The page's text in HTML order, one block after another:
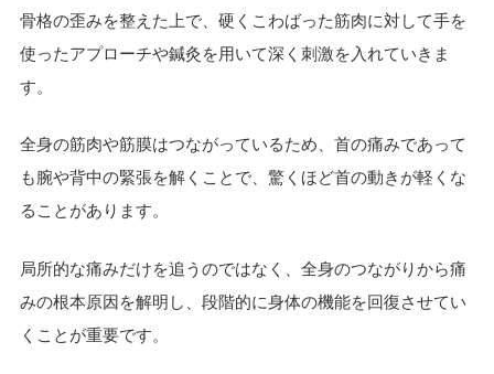
骨格の歪みを整えた上で、硬くこわばった筋肉に対して手を
使ったアプローチや鍼灸を用いて深く刺激を入れていきま
す。
全身の筋肉や筋膜はつながっているため、首の痛みであって
も腕や背中の緊張を解くことで、驚くほど首の動きが軽くな
ることがあります。
局所的な痛みだけを追うのではなく、全身のつながりから痛
みの根本原因を解明し、段階的に身体の機能を回復させてい
くことが重要です。